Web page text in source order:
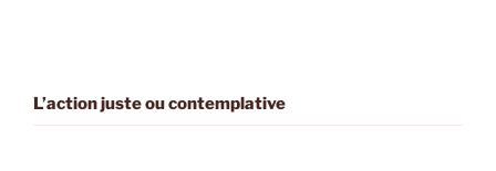
L’action juste ou contemplative